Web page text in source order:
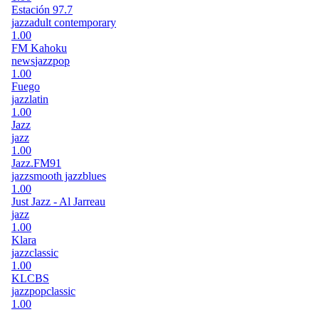
Estación 97.7
jazzadult contemporary
1.00
FM Kahoku
newsjazzpop
1.00
Fuego
jazzlatin
1.00
Jazz
jazz
1.00
Jazz.FM91
jazzsmooth jazzblues
1.00
Just Jazz - Al Jarreau
jazz
1.00
Klara
jazzclassic
1.00
KLCBS
jazzpopclassic
1.00